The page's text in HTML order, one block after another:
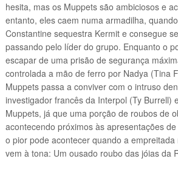
hesita, mas os Muppets são ambiciosos e
entanto, eles caem numa armadilha,
Constantine sequestra Kermit e consegue
passando pelo líder do grupo. Enquanto o
escapar de uma prisão de segurança
controlada a mão de ferro por Nadya (Tina
Muppets passa a conviver com o intruso
investigador francês da Interpol (Ty Burrell)
Muppets, já que uma porção de roubos de
acontecendo próximos às apresentações
o pior pode acontecer quando a
vem à tona: Um ousado roubo das jóias da